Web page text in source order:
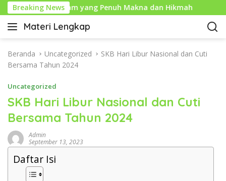
a
Breaking News
Baru Islam yang Penuh Makna dan Hikmah
Materi Lengkap
I
f
o
e
n
d
i
i
a
Beranda Uncategorized
SKB Hari Libur Nasional dan Cuti
Bersama Tahun 2024
Uncategorized
SKB Hari Libur Nasional dan Cuti
Bersama Tahun 2024
Admin
September 13, 2023
Daftar Isi